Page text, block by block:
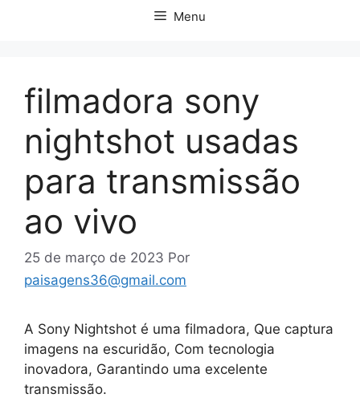
Menu
filmadora sony
nightshot usadas
para transmissão
ao vivo
25 de março de 2023 Por
paisagens36@gmail.com
A Sony Nightshot é uma filmadora, Que captura
imagens na escuridão, Com tecnologia
inovadora, Garantindo uma excelente
transmissão.